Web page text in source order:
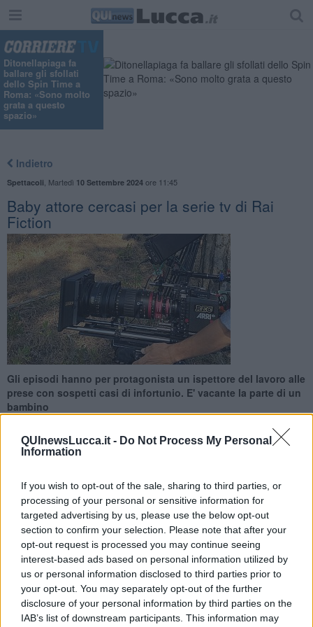
QUInewsLucca.it - Do Not Process My Personal
Information
If you wish to opt-out of the sale, sharing to third parties, or
processing of your personal or sensitive information for
targeted advertising by us, please use the below opt-out
section to confirm your selection. Please note that after your
opt-out request is processed you may continue seeing
interest-based ads based on personal information utilized by
us or personal information disclosed to third parties prior to
your opt-out. You may separately opt-out of the further
disclosure of your personal information by third parties on the
IAB’s list of downstream participants. This information may
Ditonellapiaga fa
ballare gli sfollati
dello Spin Time a
Roma: «Sono molto
grata a questo
spazio»
Indietro
Spettacoli Martedì 10 Settembre 2024ore 11:45
Baby attore cercasi per la serie tv di Rai
Fiction
Gli episodi hanno per protagonista un ispettore del lavoro alle
prese con sospetti casi di infortunio. E' vacante la parte di un
bambino
LUCCA — AAA baby attore cercasi, che non abbia tratti caucasici e
dall'età di 8-10 anni: il ruolo vacante è nella serie tv “L’altro
ispettore” girata a Lucca e realizzata dalla società Anele in
coproduzione con Rai Fiction.
Le riprese nella città delle mura sono previste nei mesi autunnali.
Il titolo provvisorio della serie tv è "L’altro Ispettore", e gli episodi